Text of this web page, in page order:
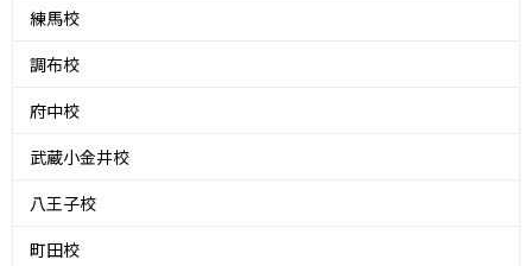
練馬校
調布校
府中校
武蔵小金井校
八王子校
町田校